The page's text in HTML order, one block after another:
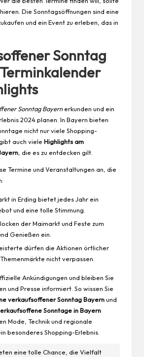
Die Sonntagsöffnungen sind eine
und ein Event zu erleben, das in
Sonntag
Sonntag Bayernerkunden und ein
2024 planen. In Bayern bieten
nicht nur viele Shopping-
auch viele Highlights am
, die es zu entdecken gilt.
Termine und Veranstaltungen an, die
in Erding bietet jedes Jahr ein
und eine tolle Stimmung.
der Maimarkt und Feste zum
Genießen ein.
dürfen die Aktionen örtlicher
nicht verpassen.
Ankündigungen und bleiben Sie
und Presse informiert. So wissen Sie
verkaufsoffener Sonntag Bayernund
Sonntage in Bayern
Mode , Technik und regionale
besonderes Shopping-Erlebnis.
eine tolle Chance, die Vielfalt